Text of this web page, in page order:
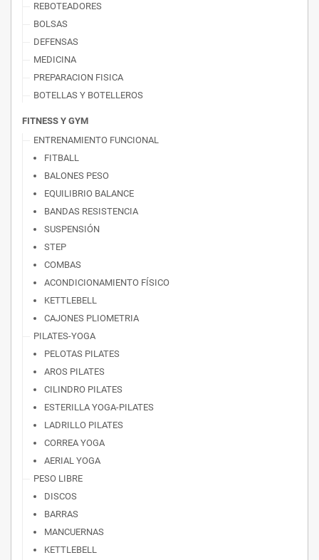
REBOTEADORES
BOLSAS
DEFENSAS
MEDICINA
PREPARACION FISICA
BOTELLAS Y BOTELLEROS
FITNESS Y GYM
ENTRENAMIENTO FUNCIONAL
FITBALL
BALONES PESO
EQUILIBRIO BALANCE
BANDAS RESISTENCIA
SUSPENSIÓN
STEP
COMBAS
ACONDICIONAMIENTO FÍSICO
KETTLEBELL
CAJONES PLIOMETRIA
PILATES-YOGA
PELOTAS PILATES
AROS PILATES
CILINDRO PILATES
ESTERILLA YOGA-PILATES
LADRILLO PILATES
CORREA YOGA
AERIAL YOGA
PESO LIBRE
DISCOS
BARRAS
MANCUERNAS
KETTLEBELL